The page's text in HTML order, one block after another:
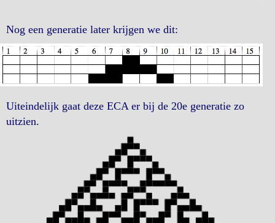
Nog een generatie later krijgen we dit:
Uiteindelijk gaat deze ECA er bij de 20e generatie zo
uitzien.